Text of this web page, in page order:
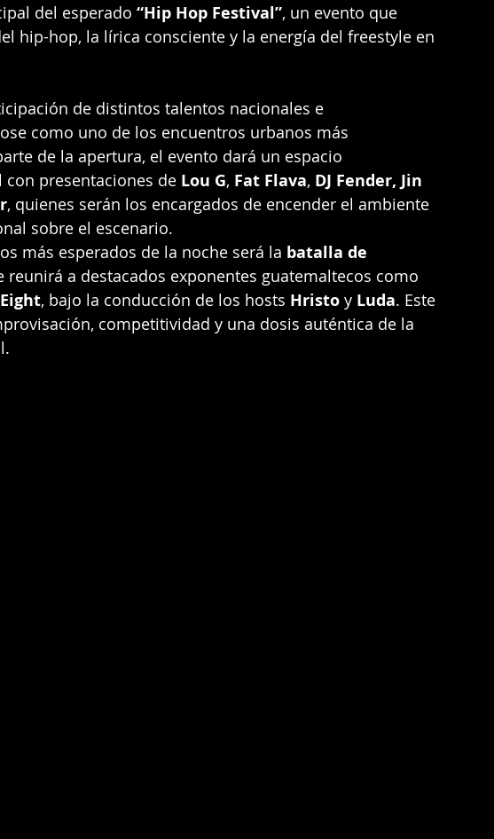
del esperado “Hip Hop Festival”, un evento que
hip-hop, la lírica consciente y la energía del freestyle en
de distintos talentos nacionales e
como uno de los encuentros urbanos más
de la apertura, el evento dará un espacio
presentaciones de Lou G, Fat Flava, DJ Fender, Jin
, quienes serán los encargados de encender el ambiente
sobre el escenario.
más esperados de la noche será la batalla de
reunirá a destacados exponentes guatemaltecos como
Eight, bajo la conducción de los hosts Hristo y Luda. Este
competitividad y una dosis auténtica de la